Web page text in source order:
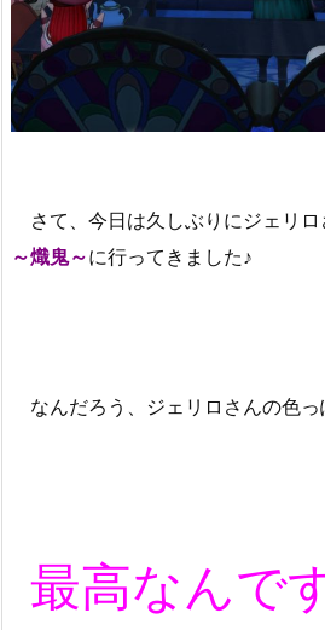
さて、今日は久しぶりにジェリロ
～熾鬼～に行ってきました♪
なんだろう、ジェリロさんの色っ
最高なんで